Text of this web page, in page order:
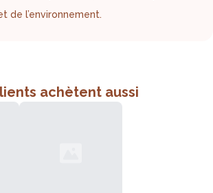
de l’environnement.
achètent aussi